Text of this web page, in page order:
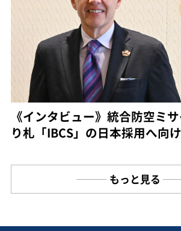
《インタビュー》統合防空ミ
り札「IBCS」の日本採用へ向
もっと見る